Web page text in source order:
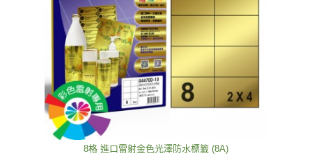
8格 進口雷射金色光澤防水標籤 (8A)